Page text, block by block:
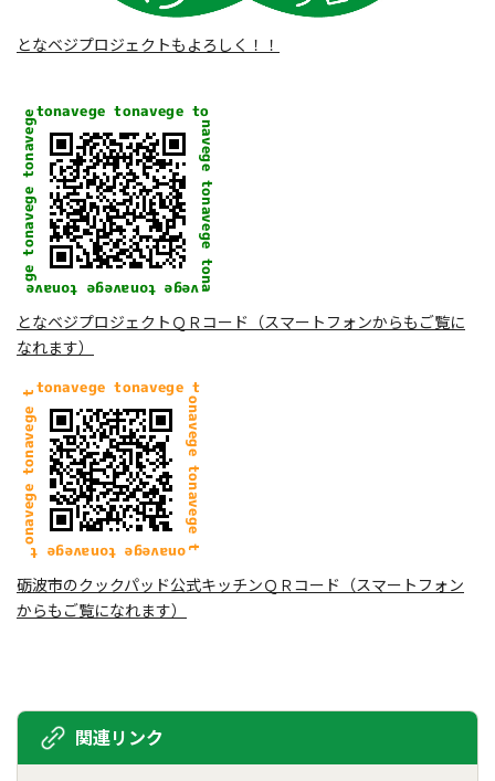
となベジプロジェクトもよろしく！！
となベジプロジェクトＱＲコード（スマートフォンからもご覧に
なれます）
砺波市のクックパッド公式キッチンＱＲコード（スマートフォン
からもご覧になれます）
関連リンク